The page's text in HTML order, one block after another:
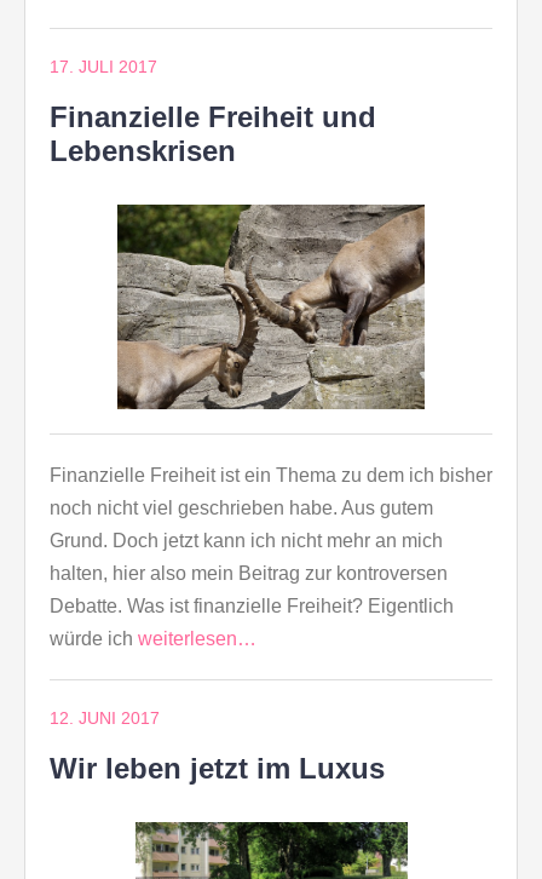
17. JULI 2017
Finanzielle Freiheit und
Lebenskrisen
Finanzielle Freiheit ist ein Thema zu dem ich bisher
noch nicht viel geschrieben habe. Aus gutem
Grund. Doch jetzt kann ich nicht mehr an mich
halten, hier also mein Beitrag zur kontroversen
Debatte. Was ist finanzielle Freiheit? Eigentlich
würde ich weiterlesen…
12. JUNI 2017
Wir leben jetzt im Luxus